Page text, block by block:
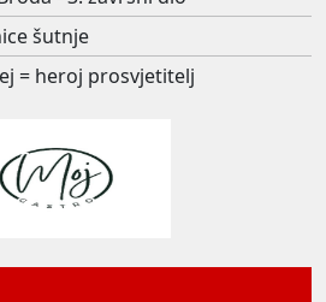
šutnje
= heroj prosvjetitelj